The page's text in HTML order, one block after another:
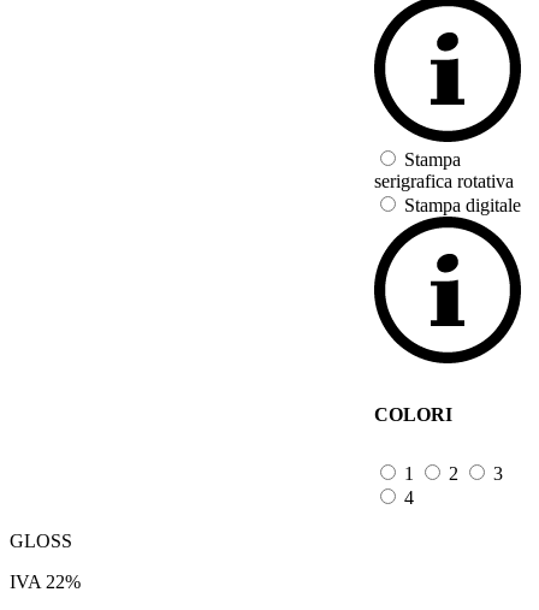
Stampa
serigrafica rotativa
Stampa digitale
COLORI
1 2
3
4
GLOSS
IVA 22%